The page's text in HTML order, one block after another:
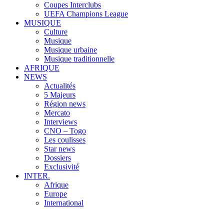
Coupes Interclubs
UEFA Champions League
MUSIQUE
Culture
Musique
Musique urbaine
Musique traditionnelle
AFRIQUE
NEWS
Actualités
5 Majeurs
Région news
Mercato
Interviews
CNO – Togo
Les coulisses
Star news
Dossiers
Exclusivité
INTER.
Afrique
Europe
International